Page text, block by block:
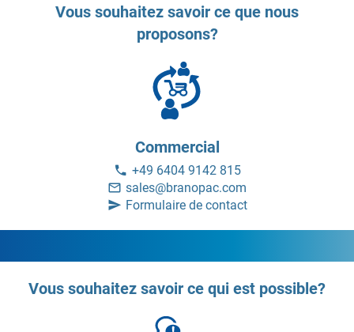
Vous souhaitez savoir ce que nous
proposons?
Commercial
+49 6404 9142 815
sales@branopac.com
Formulaire de contact
Vous souhaitez savoir ce qui est possible?